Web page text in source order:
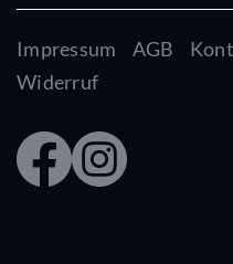
Impressum AGB
Widerruf
Faceb
ook
Insta
gram